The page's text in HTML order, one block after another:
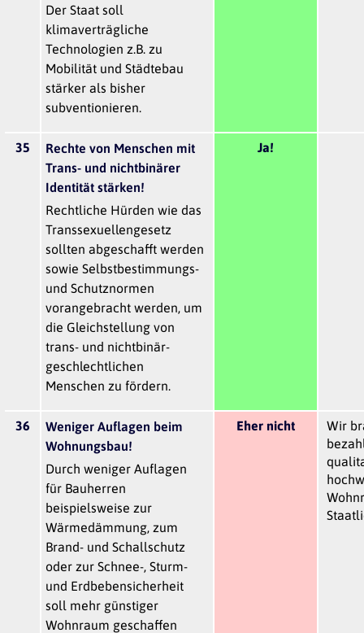
Der Staat soll
klimaverträgliche
Technologien z.B. zu
Mobilität und Städtebau
stärker als bisher
subventionieren.
35
Rechte von Menschen mit
Trans- und nichtbinärer
Identität stärken!
Rechtliche Hürden wie das
Transsexuellengesetz
sollten abgeschafft werden
sowie Selbstbestimmungs-
und Schutznormen
vorangebracht werden, um
die Gleichstellung von
trans- und nichtbinär-
geschlechtlichen
Menschen zu fördern.
Ja!
36
Weniger Auflagen beim
Wohnungsbau!
Durch weniger Auflagen
für Bauherren
beispielsweise zur
Wärmedämmung, zum
Brand- und Schallschutz
oder zur Schnee-, Sturm-
und Erdbebensicherheit
soll mehr günstiger
Wohnraum geschaffen
Eher nicht
Wir